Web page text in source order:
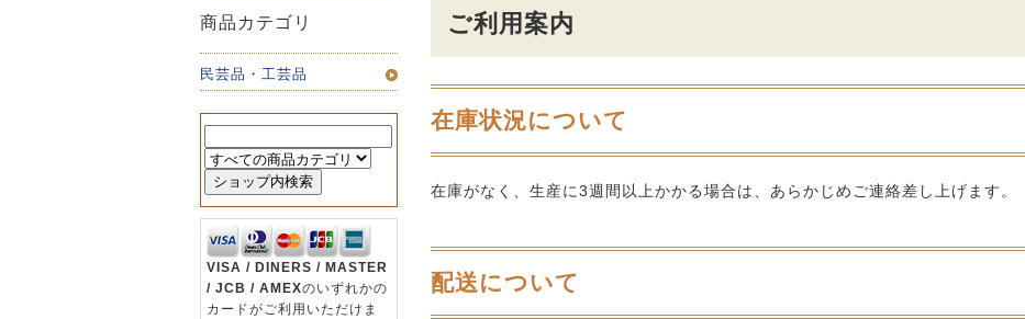
ご利用案内
在庫状況について
在庫がなく、生産に3週間以上かかる場合は、あらかじめご連絡差し上げます。
配送について
商品カテゴリ
民芸品・工芸品
VISA / DINERS / MASTER
/ JCB / AMEXのいずれかの
カードがご利用いただけま